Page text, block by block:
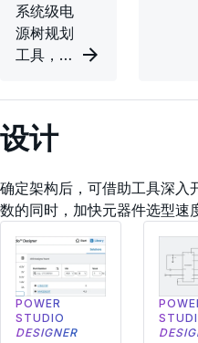
系统级电
源树规划
工具，可
人员建模
电源分配
并计算系
功率损
耗。
设计
确定架构后，可借助工具深入
数的同时，加快元器件选型速
POWER
STUDIO
DESIGNER